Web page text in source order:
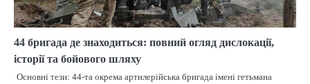
44 бригада де знаходиться: повний огляд дислокації,
історії та бойового шляху
Основні тези: 44-та окрема артилерійська бригада імені гетьмана